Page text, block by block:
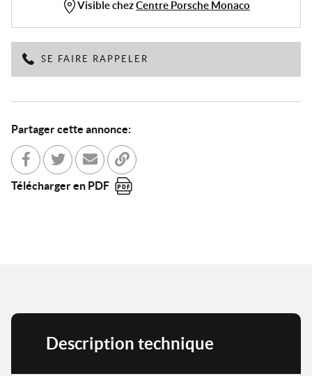
Visible chezCentre Porsche Monaco
SE FAIRE RAPPELER
Partager cette annonce:
Partager sur Facebook
Partager sur Twitter
Envoyer à un ami
Copier dans le bloc-note
Télécharger en PDF
Description technique